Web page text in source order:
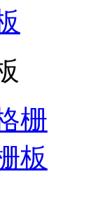
栅
板